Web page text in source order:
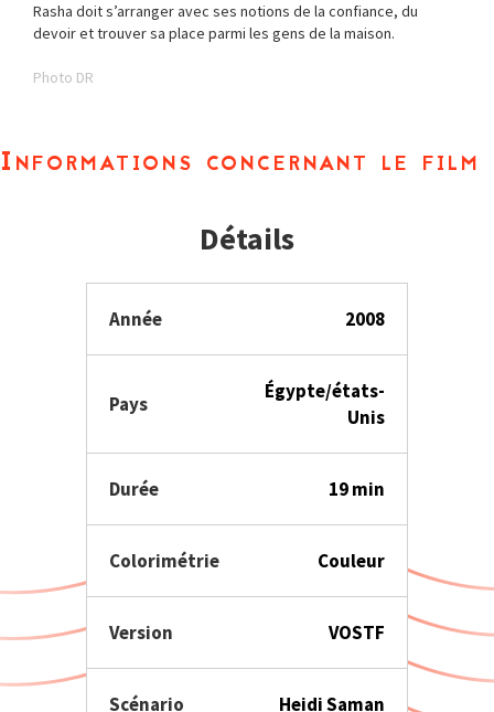
Rasha doit s’arranger avec ses notions de la confiance, du
devoir et trouver sa place parmi les gens de la maison.
Photo DR
Informations concernant le film
Détails
Année 2008
Pays
Égypte/états-
Unis
Durée 19 min
Colorimétrie Couleur
Version VOSTF
Scénario Heidi Saman